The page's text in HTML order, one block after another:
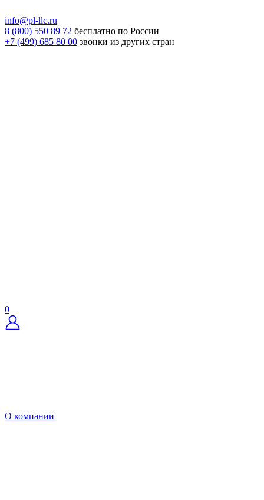
info@pl-llc.ru
8 (800) 550 89 72 бесплатно по России
+7 (499) 685 80 00 звонки из других стран
0
О компании